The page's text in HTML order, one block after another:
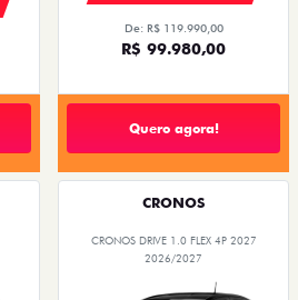
De: R$ 119.990,00
R$ 99.980,00
Quero agora!
CRONOS
CRONOS DRIVE 1.0 FLEX 4P 2027
2026/2027